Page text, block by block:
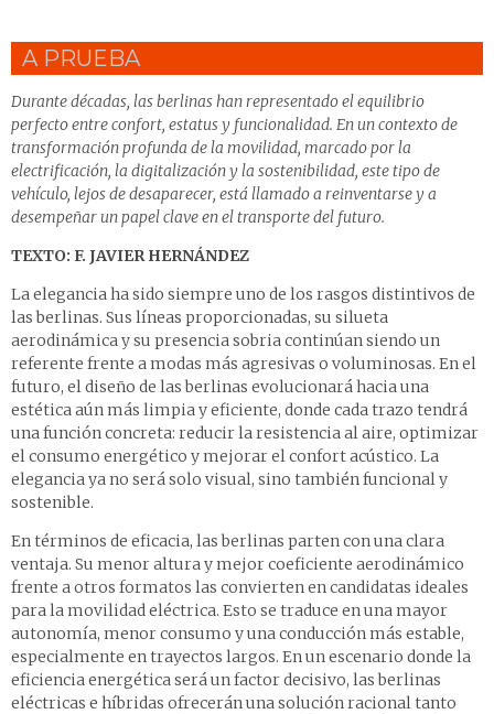
A PRUEBA
Durante décadas, las berlinas han representado el equilibrio
perfecto entre confort, estatus y funcionalidad. En un contexto de
transformación profunda de la movilidad, marcado por la
electrificación, la digitalización y la sostenibilidad, este tipo de
vehículo, lejos de desaparecer, está llamado a reinventarse y a
desempeñar un papel clave en el transporte del futuro.
TEXTO: F. JAVIER HERNÁNDEZ
La elegancia ha sido siempre uno de los rasgos distintivos de
las berlinas. Sus líneas proporcionadas, su silueta
aerodinámica y su presencia sobria continúan siendo un
referente frente a modas más agresivas o voluminosas. En el
futuro, el diseño de las berlinas evolucionará hacia una
estética aún más limpia y eficiente, donde cada trazo tendrá
una función concreta: reducir la resistencia al aire, optimizar
el consumo energético y mejorar el confort acústico. La
elegancia ya no será solo visual, sino también funcional y
sostenible.
En términos de eficacia, las berlinas parten con una clara
ventaja. Su menor altura y mejor coeficiente aerodinámico
frente a otros formatos las convierten en candidatas ideales
para la movilidad eléctrica. Esto se traduce en una mayor
autonomía, menor consumo y una conducción más estable,
especialmente en trayectos largos. En un escenario donde la
eficiencia energética será un factor decisivo, las berlinas
eléctricas e híbridas ofrecerán una solución racional tanto